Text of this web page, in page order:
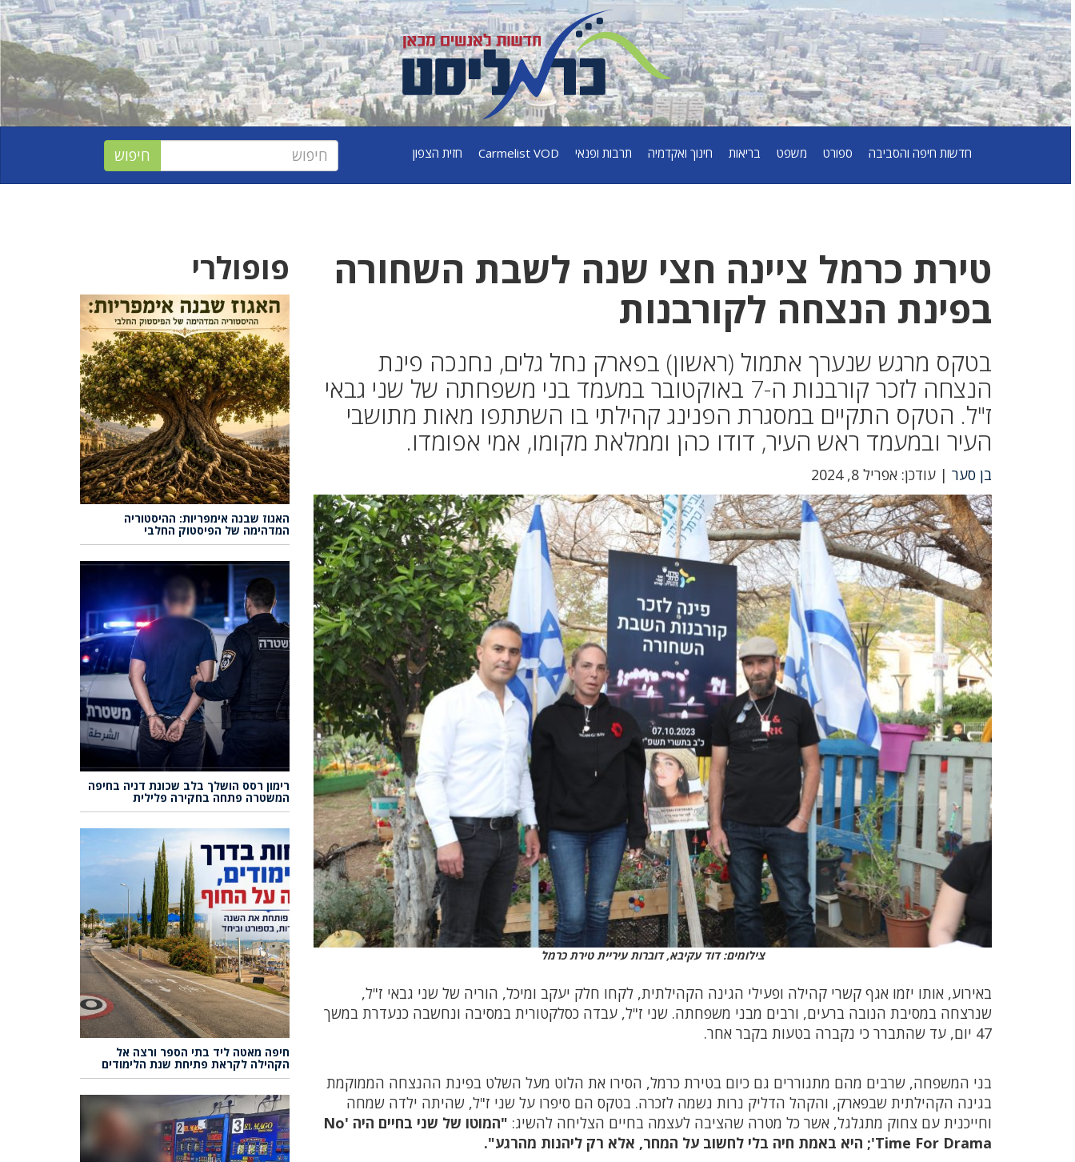
חדשות חיפה והסביבה ספורט משפט בריאות חינוך ואקדמיה תרבות ופנאי Carmelist VOD חזית הצפון
טירת כרמל ציינה חצי שנה לשבת השחורה
בפינת הנצחה לקורבנות
בטקס מרגש שנערך אתמול (ראשון) בפארק נחל גלים, נחנכה פינת
הנצחה לזכר קורבנות ה-7 באוקטובר במעמד בני משפחתה של שני גבאי
ז"ל. הטקס התקיים במסגרת הפנינג קהילתי בו השתתפו מאות מתושבי
העיר ובמעמד ראש העיר, דודו כהן וממלאת מקומו, אמי אפומדו.
בן סער | עודכן: אפריל 8, 2024
צילומים: דוד עקיבא, דוברות עיריית טירת כרמל
באירוע, אותו יזמו אגף קשרי קהילה ופעילי הגינה הקהילתית, לקחו חלק יעקב ומיכל, הוריה של שני גבאי ז"ל,
שנרצחה במסיבת הנובה ברעים, ורבים מבני משפחתה. שני ז"ל, עבדה כסלקטורית במסיבה ונחשבה כנעדרת במשך
47 יום, עד שהתברר כי נקברה בטעות בקבר אחר.
בני המשפחה, שרבים מהם מתגוררים גם כיום בטירת כרמל, הסירו את הלוט מעל השלט בפינת ההנצחה הממוקמת
בגינה הקהילתית שבפארק, והקהל הדליק נרות נשמה לזכרה. בטקס הם סיפרו על שני ז"ל, שהיתה ילדה שמחה
וחייכנית עם צחוק מתגלגל, אשר כל מטרה שהציבה לעצמה בחיים הצליחה להשיג:
"המוטו של שני בחיים היה 'No
Time For Drama'; היא באמת חיה בלי לחשוב על המחר, אלא רק ליהנות מהרגע".
פופולרי
האגוז שבנה אימפריות: ההיסטוריה
המדהימה של הפיסטוק החלבי
רימון רסס הושלך בלב שכונת דניה בחיפה
המשטרה פתחה בחקירה פלילית
חיפה מאטה ליד בתי הספר ורצה אל
הקהילה לקראת פתיחת שנת הלימודים